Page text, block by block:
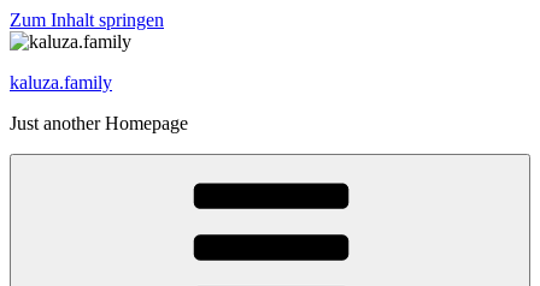
Zum Inhalt springen
kaluza.family
Just another Homepage